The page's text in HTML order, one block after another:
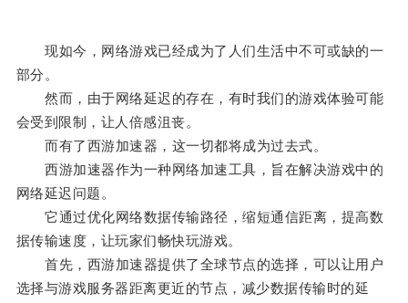
现如今，网络游戏已经成为了人们生活中不可或缺的一
部分。
然而，由于网络延迟的存在，有时我们的游戏体验可能
会受到限制，让人倍感沮丧。
而有了西游加速器，这一切都将成为过去式。
西游加速器作为一种网络加速工具，旨在解决游戏中的
网络延迟问题。
它通过优化网络数据传输路径，缩短通信距离，提高数
据传输速度，让玩家们畅快玩游戏。
首先，西游加速器提供了全球节点的选择，可以让用户
选择与游戏服务器距离更近的节点，减少数据传输时的延